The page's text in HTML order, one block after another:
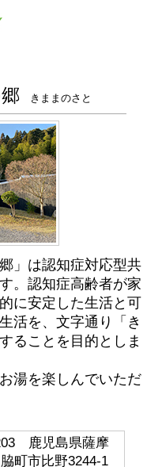
きままのさと
」は認知症対応型共
。認知症高齢者が家
に安定した生活と可
活を、文字通り「き
ることを目的としま
湯を楽しんでいただ
鹿児島県薩摩
町市比野3244-1